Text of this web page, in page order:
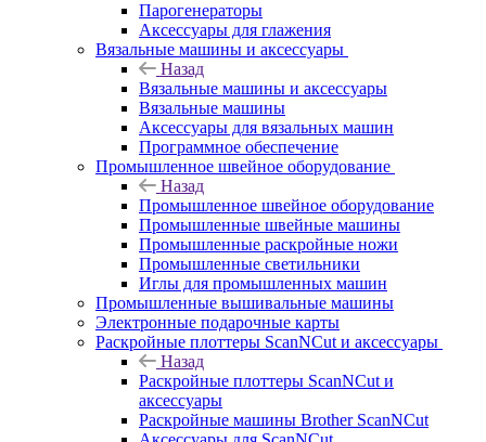
Парогенераторы
Аксессуары для глажения
Вязальные машины и аксессуары
Назад
Вязальные машины и аксессуары
Вязальные машины
Аксессуары для вязальных машин
Программное обеспечение
Промышленное швейное оборудование
Назад
Промышленное швейное оборудование
Промышленные швейные машины
Промышленные раскройные ножи
Промышленные светильники
Иглы для промышленных машин
Промышленные вышивальные машины
Электронные подарочные карты
Раскройные плоттеры ScanNCut и аксессуары
Назад
Раскройные плоттеры ScanNCut и
аксессуары
Раскройные машины Brother ScanNCut